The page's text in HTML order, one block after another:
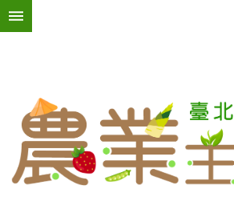
跳到主要內容區塊
活
動
訊